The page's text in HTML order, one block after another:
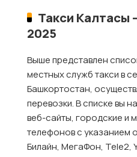
Такси Калтасы
2025
Выше представлен
местных служб такси в
Башкортостан,
перевозки. В списке вы
веб-сайты, городские и
телефонов с указанием
Билайн, МегаФон, Tele2,